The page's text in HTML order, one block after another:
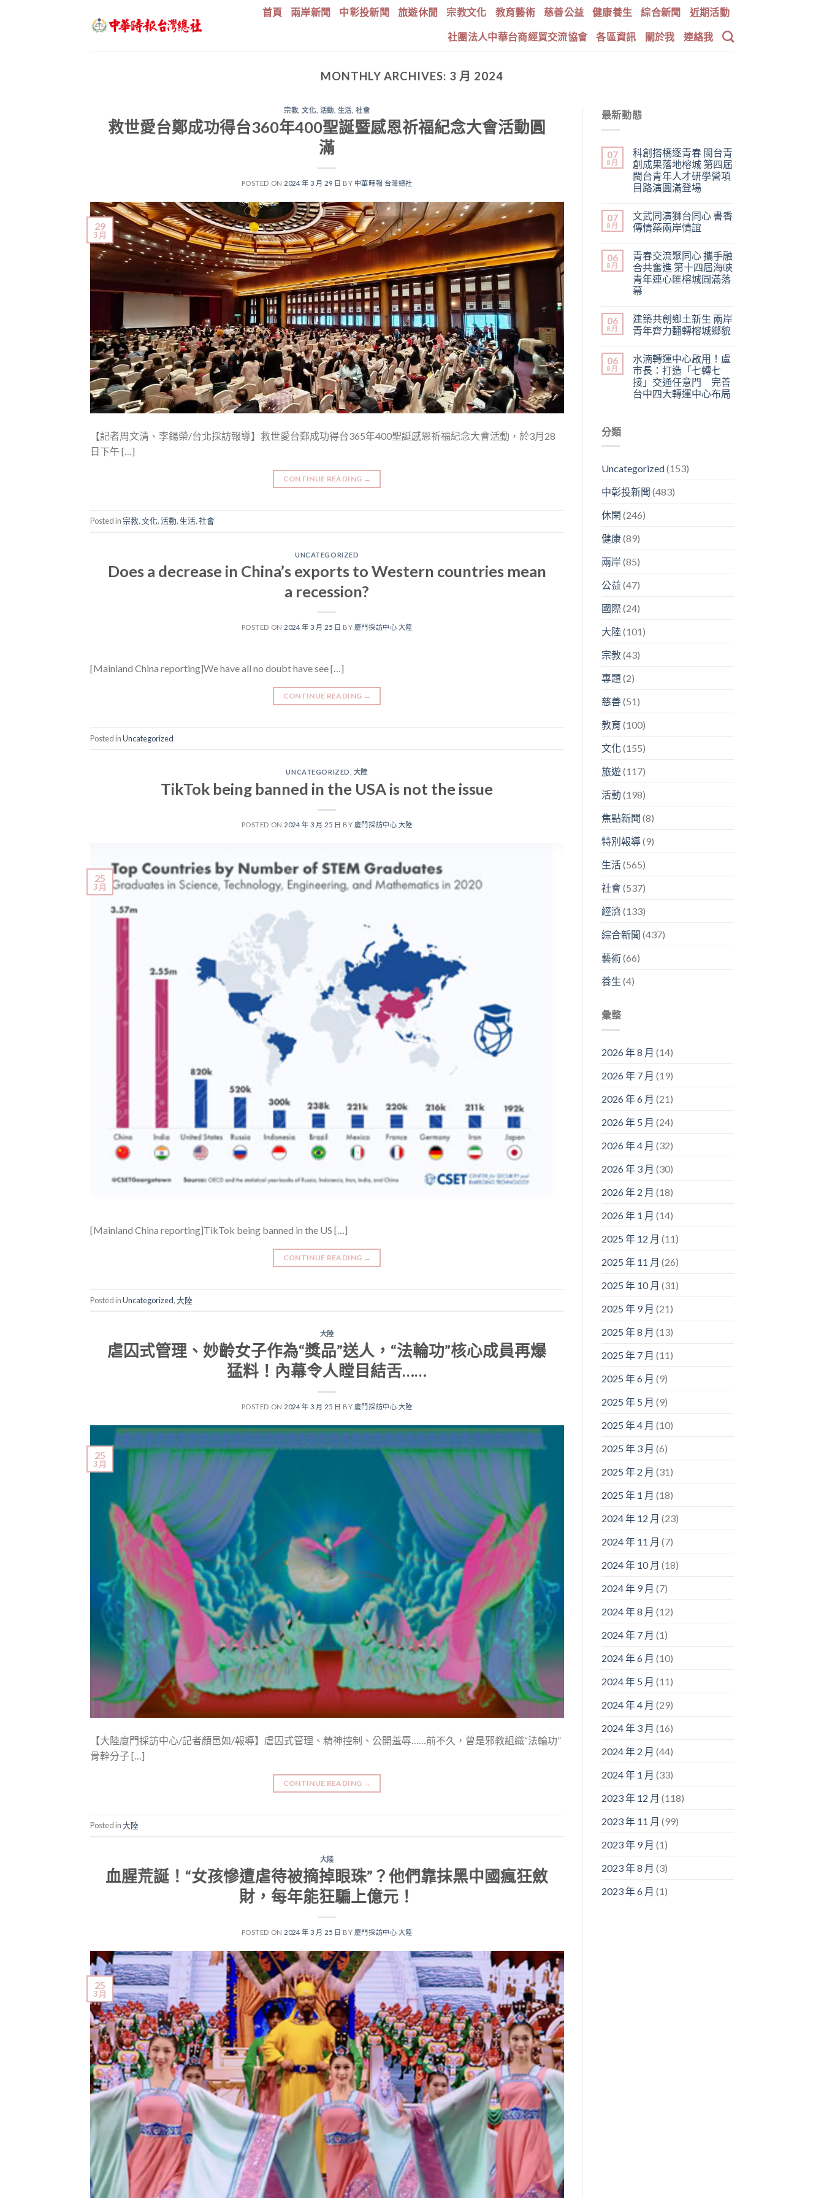
首頁 兩岸新聞 中彰投新聞 旅遊休閒 宗教文化 教育藝術 慈善公益 健康養生 綜合新聞 近期活動
社團法人中華台商經貿交流協會 各區資訊 關於我 連絡我
MONTHLY ARCHIVES: 3 月 2024
宗教,文化 活動 生活 ,社會
救世愛台鄭成功得台360年400聖誕暨感恩祈福紀念大會活動圓
滿
POSTED ON 2024 年 3 月 29 日 BY 中華時報 台灣總社
29
3 月
【記者周文清、李鍚榮/台北採訪報導】救世愛台鄭成功得台365年400聖誕感恩祈福紀念大會活動，於3月28
日下午 […]
CONTINUE READING →
Posted in宗教,文化,活動,生活,社會
UNCATEGORIZED
Does a decrease in China’s exports to Western countries mean
a recession?
POSTED ON 2024 年 3 月 25 日 BY 廈門採訪中心 大陸
[Mainland China reporting]We have all no doubt have see […]
CONTINUE READING →
Posted inUncategorized
UNCATEGORIZED 大陸
TikTok being banned in the USA is not the issue
POSTED ON 2024 年 3 月 25 日 BY 廈門採訪中心 大陸
25
3 月
[Mainland China reporting]TikTok being banned in the US […]
CONTINUE READING →
Posted inUncategorized,大陸
大陸
虐囚式管理、妙齡女子作為“獎品”送人，“法輪功”核心成員再爆
猛料！內幕令人瞠目結舌……
POSTED ON 2024 年 3 月 25 日 BY 廈門採訪中心 大陸
25
3 月
【大陸廈門採訪中心/記者顏邑如/報導】虐囚式管理、精神控制、公開羞辱……前不久，曾是邪教組織“法輪功”
骨幹分子 […]
CONTINUE READING →
Posted in大陸
大陸
血腥荒誕！“女孩慘遭虐待被摘掉眼珠”？他們靠抹黑中國瘋狂斂
財，每年能狂騙上億元！
POSTED ON 2024 年 3 月 25 日 BY 廈門採訪中心 大陸
25
3 月
最新動態
07
8 月
科創搭橋逐青春 閩台青
創成果落地榕城 第四屆
閩台青年人才研學營項
目路演圓滿登場
07
8 月
文武同演獅台同心 書香
傳情築兩岸情誼
06
8 月
青春交流聚同心 攜手融
合共奮進 第十四屆海峽
青年連心匯榕城圓滿落
幕
06
8 月
建築共創鄉土新生 兩岸
青年齊力翻轉榕城鄉貌
06
8 月
水湳轉運中心啟用！盧
市長：打造「七轉七
接」交通任意門 完善
台中四大轉運中心布局
分類
Uncategorized(153)
中彰投新聞 (483)
休閑 (246)
健康(89)
兩岸(85)
公益 (47)
國際(24)
大陸(101)
宗教(43)
專題(2)
慈善(51)
教育 (100)
文化 (155)
旅遊(117)
活動 (198)
焦點新聞 (8)
特別報導(9)
生活(565)
社會(537)
經濟 (133)
綜合新聞 (437)
藝術(66)
養生 (4)
彙整
2026 年 8 月 (14)
2026 年 7 月 (19)
2026 年 6 月 (21)
2026 年 5 月 (24)
2026 年 4 月 (32)
2026 年 3 月 (30)
2026 年 2 月 (18)
2026 年 1 月 (14)
2025 年 12 月 (11)
2025 年 11 月 (26)
2025 年 10 月 (31)
2025 年 9 月 (21)
2025 年 8 月 (13)
2025 年 7 月 (11)
2025 年 6 月 (9)
2025 年 5 月 (9)
2025 年 4 月 (10)
2025 年 3 月 (6)
2025 年 2 月 (31)
2025 年 1 月 (18)
2024 年 12 月 (23)
2024 年 11 月 (7)
2024 年 10 月 (18)
2024 年 9 月 (7)
2024 年 8 月 (12)
2024 年 7 月 (1)
2024 年 6 月 (10)
2024 年 5 月 (11)
2024 年 4 月 (29)
2024 年 3 月 (16)
2024 年 2 月 (44)
2024 年 1 月 (33)
2023 年 12 月 (118)
2023 年 11 月 (99)
2023 年 9 月 (1)
2023 年 8 月 (3)
2023 年 6 月 (1)